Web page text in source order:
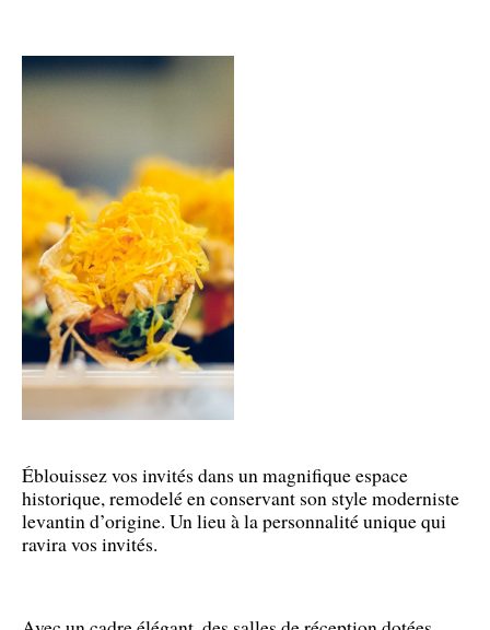
Éblouissez vos invités dans un magnifique espace
historique, remodelé en conservant son style moderniste
levantin d’origine. Un lieu à la personnalité unique qui
ravira vos invités.